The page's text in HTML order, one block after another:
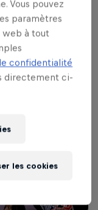
chapitre, déjà
nourri par un
fois,
fait d’avoir un
écrire de la
façon de
»
Vous pouvez
paramètres
web à tout
confidentialité
directement ci-
les cookies